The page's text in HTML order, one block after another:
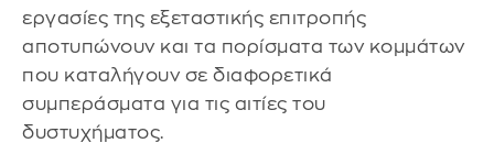
εργασίες της εξεταστικής επιτροπής
αποτυπώνουν και τα πορίσματα των κομμάτων
που καταλήγουν σε διαφορετικά
συμπεράσματα για τις αιτίες του
δυστυχήματος.